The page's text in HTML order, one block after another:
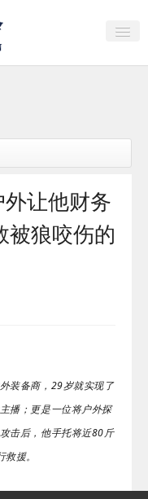
让他财务
被狼咬伤的
装备商，29岁就实现了
播；更是一位将户外探
击后，他手托将近80斤
援。